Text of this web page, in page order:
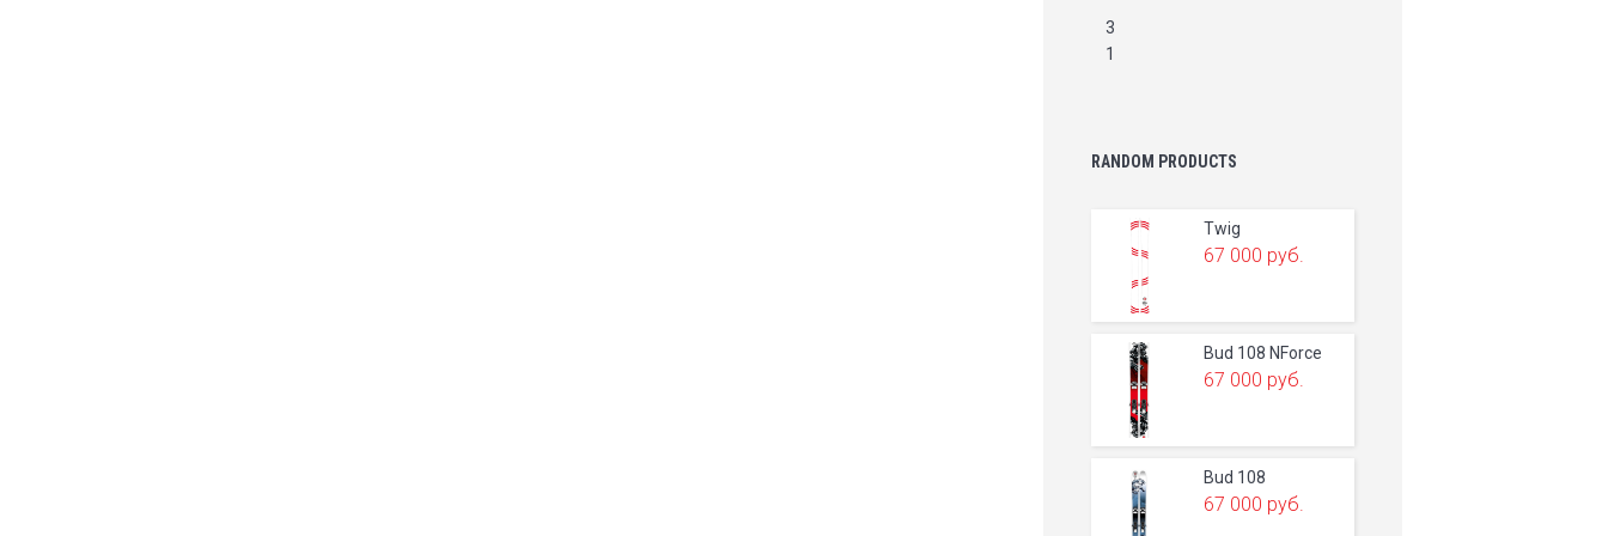
3
1
RANDOM PRODUCTS
Twig
67 000 руб.
Bud 108 NForce
67 000 руб.
Bud 108
67 000 руб.